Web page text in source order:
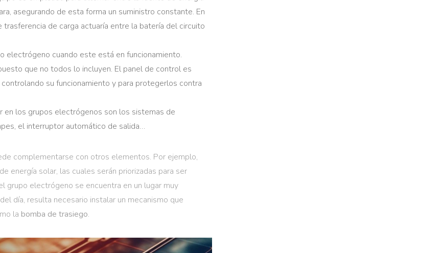
asegurando de esta forma un suministro constante. En
de carga actuaría entre la batería del circuito
electrógeno cuando este está en funcionamiento.
que no todos lo incluyen. El panel de control es
su funcionamiento y para protegerlos contra
en los grupos electrógenos son los sistemas de
el interruptor automático de salida…
complementarse con otros elementos. Por ejemplo,
energía solar, las cuales serán priorizadas para ser
grupo electrógeno se encuentra en un lugar muy
día, resulta necesario instalar un mecanismo que
la bomba de trasiego.